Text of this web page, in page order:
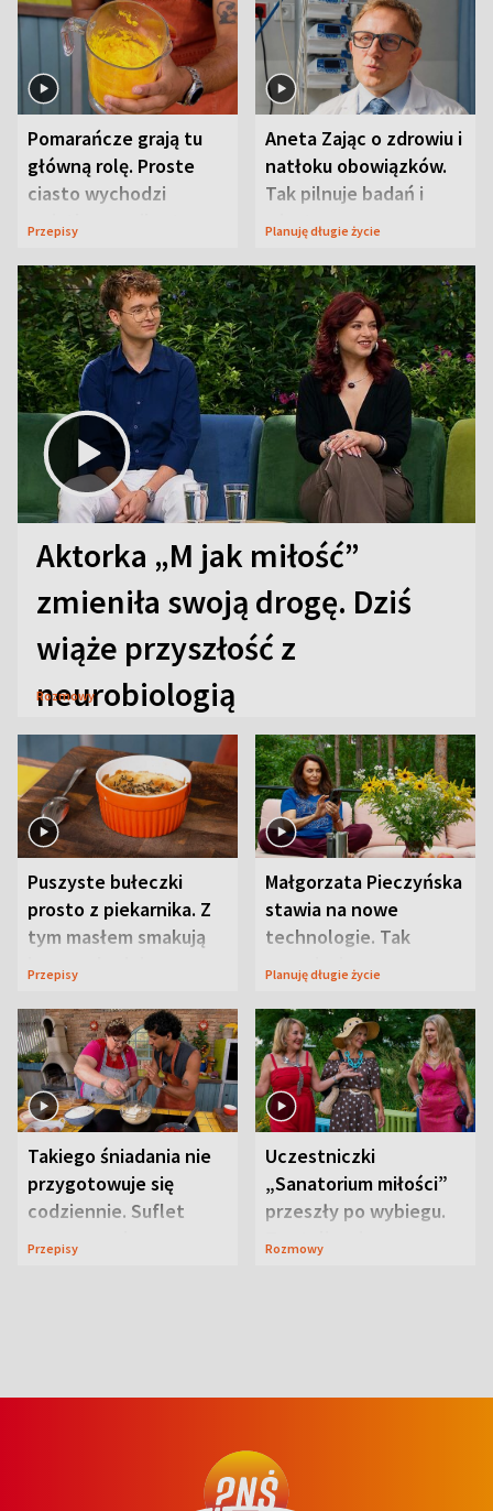
Pomarańcze grają tu
główną rolę. Proste
ciasto wychodzi
wyjątkowo wilgotne
Przepisy
Aneta Zając o zdrowiu i
natłoku obowiązków.
Tak pilnuje badań i
wizyt
Planuję długie życie
Aktorka „M jak miłość”
zmieniła swoją drogę. Dziś
wiąże przyszłość z
neurobiologią
Rozmowy
Puszyste bułeczki
prosto z piekarnika. Z
tym masłem smakują
jeszcze lepiej
Przepisy
Małgorzata Pieczyńska
stawia na nowe
technologie. Tak
organizuje sprawy
Planuję długie życie
Takiego śniadania nie
przygotowuje się
codziennie. Suflet
serowy zachwyca
Przepisy
Uczestniczki
„Sanatorium miłości”
przeszły po wybiegu.
Te stylizacje
Rozmowy